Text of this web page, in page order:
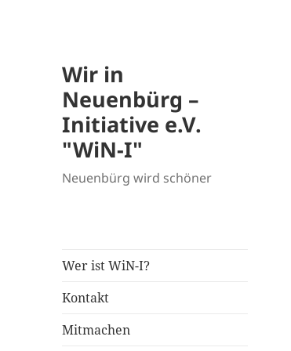
Wir in
Neuenbürg –
Initiative e.V.
"WiN-I"
Neuenbürg wird schöner
Wer ist WiN-I?
Kontakt
Mitmachen